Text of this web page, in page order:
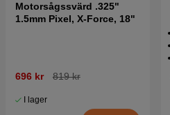
Motorsågssvärd .325"
1.5mm Pixel, X-Force, 18"
696 kr 819 kr
I lager